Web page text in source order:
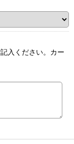
入ください。カー